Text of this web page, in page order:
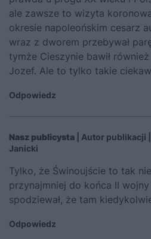
ale zawsze to wizyta
okresie napoleońskim cesarz
wraz z dworem przebywał
tymże Cieszynie bawił
Jozef. Ale to tylko takie
Odpowiedz
Nasz publicysta | Autor publikacji
Janicki
Tylko, że Świnoujście to tak
przynajmniej do końca II
spodziewał, że tam
Odpowiedz